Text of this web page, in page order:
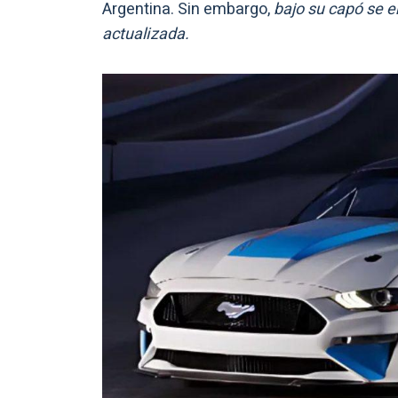
Argentina. Sin embargo,bajo su capó se
actualizada.